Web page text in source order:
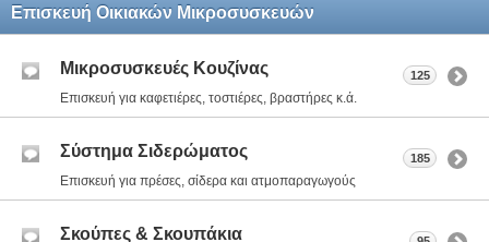
Επισκευή Οικιακών Μικροσυσκευών
Μικροσυσκευές Κουζίνας
Επισκευή για καφετιέρες, τοστιέρες, βραστήρες κ.ά.
125
Σύστημα Σιδερώματος
Επισκευή για πρέσες, σίδερα και ατμοπαραγωγούς
185
Σκούπες & Σκουπάκια